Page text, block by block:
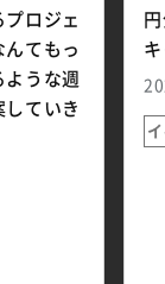
ロジェ
てもっ
うな週
ていき